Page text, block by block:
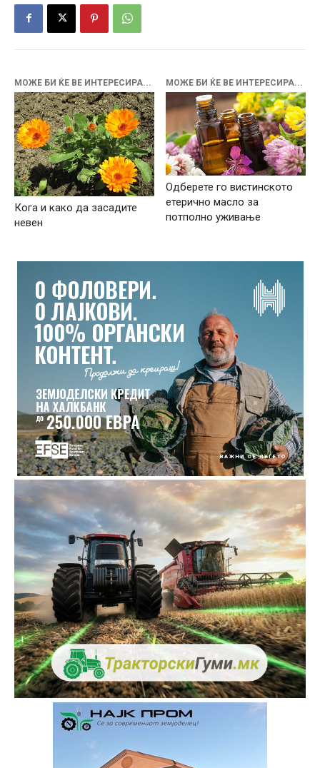
МОЖЕ БИ ЌЕ ВЕ ИНТЕРЕСИРА...
Кога и како да засадите
невен
МОЖЕ БИ ЌЕ ВЕ ИНТЕРЕСИРА...
Одберете го вистинското
етерично масло за
потполно уживање